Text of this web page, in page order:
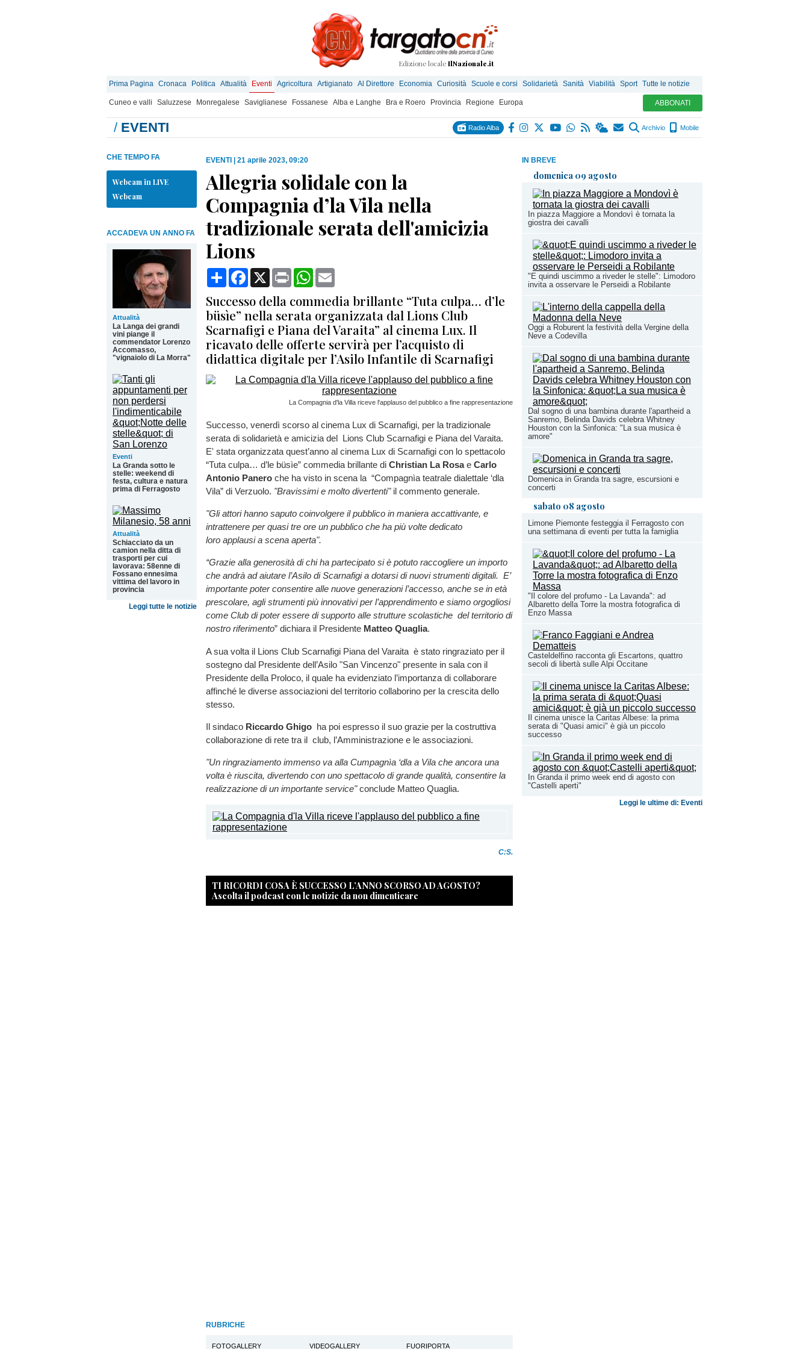
Edizione locale IlNazionale.it
Prima Pagina Cronaca Politica Attualità Eventi Agricoltura Artigianato Al Direttore Economia Curiosità Scuole e corsi Solidarietà Sanità Viabilità Sport Tutte le notizie
Cuneo e valli Saluzzese Monregalese Saviglianese Fossanese Alba e Langhe Bra e Roero Provincia Regione Europa ABBONATI
/ EVENTI Radio Alba Archivio Mobile
IN BREVE
domenica 09 agosto
In piazza Maggiore a Mondovì è tornata la
giostra dei cavalli
"E quindi uscimmo a riveder le stelle": Limodoro
invita a osservare le Perseidi a Robilante
Oggi a Roburent la festività della Vergine della
Neve a Codevilla
Dal sogno di una bambina durante l'apartheid a
Sanremo, Belinda Davids celebra Whitney
Houston con la Sinfonica: "La sua musica è
amore"
Domenica in Granda tra sagre, escursioni e
concerti
sabato 08 agosto
Limone Piemonte festeggia il Ferragosto con
una settimana di eventi per tutta la famiglia
"Il colore del profumo - La Lavanda": ad
Albaretto della Torre la mostra fotografica di
Enzo Massa
Casteldelfino racconta gli Escartons, quattro
secoli di libertà sulle Alpi Occitane
Il cinema unisce la Caritas Albese: la prima
serata di "Quasi amici" è già un piccolo
successo
In Granda il primo week end di agosto con
"Castelli aperti"
Leggi le ultime di: Eventi
CHE TEMPO FA
Webcam in LIVE
Webcam
ACCADEVA UN ANNO FA
Attualità
La Langa dei grandi
vini piange il
commendator Lorenzo
Accomasso,
"vignaiolo di La Morra"
Eventi
La Granda sotto le
stelle: weekend di
festa, cultura e natura
prima di Ferragosto
Attualità
Schiacciato da un
camion nella ditta di
trasporti per cui
lavorava: 58enne di
Fossano ennesima
vittima del lavoro in
provincia
Leggi tutte le notizie
EVENTI 21 aprile 2023, 09:20
Allegria solidale con la
Compagnia d’la Vila nella
tradizionale serata dell'amicizia
Lions
CondividiFacebook
X Print WhatsApp
Successo della commedia brillante “Tuta culpa… d’le
büsìe” nella serata organizzata dal Lions Club
Scarnafigi e Piana del Varaita” al cinema Lux. Il
ricavato delle offerte servirà per l’acquisto di
didattica digitale per l’Asilo Infantile di Scarnafigi
La Compagnia d'la Villa riceve l'applauso del pubblico a fine rappresentazione
Successo, venerdì scorso al cinema Lux di Scarnafigi, per la tradizionale
serata di solidarietà e amicizia del Lions Club Scarnafigi e Piana del Varaita.
E' stata organizzata quest’anno al cinema Lux di Scarnafigi con lo spettacolo
“Tuta culpa… d’le büsìe” commedia brillante di Christian La Rosae Carlo
Antonio Panero che ha visto in scena la “Compagnìa teatrale dialettale ‘dla
Vila” di Verzuolo. "Bravissimi e molto divertenti" il commento generale.
"Gli attori hanno saputo coinvolgere il pubblico in maniera accattivante, e
intrattenere per quasi tre ore un pubblico che ha più volte dedicato
loro applausi a scena aperta".
“Grazie alla generosità di chi ha partecipato si è potuto raccogliere un importo
che andrà ad aiutare l’Asilo di Scarnafigi a dotarsi di nuovi strumenti digitali. E’
importante poter consentire alle nuove generazioni l’accesso, anche se in età
prescolare, agli strumenti più innovativi per l’apprendimento e siamo orgogliosi
come Club di poter essere di supporto alle strutture scolastiche del territorio di
nostro riferimento” dichiara il Presidente Matteo Quaglia.
A sua volta il Lions Club Scarnafigi Piana del Varaita è stato ringraziato per il
sostegno dal Presidente dell’Asilo "San Vincenzo" presente in sala con il
Presidente della Proloco, il quale ha evidenziato l’importanza di collaborare
affinché le diverse associazioni del territorio collaborino per la crescita dello
stesso.
Il sindaco Riccardo Ghigo ha poi espresso il suo grazie per la costruttiva
collaborazione di rete tra il club, l’Amministrazione e le associazioni.
"Un ringraziamento immenso va alla Cumpagnìa ‘dla a Vila che ancora una
volta è riuscita, divertendo con uno spettacolo di grande qualità, consentire la
realizzazione di un importante service"conclude Matteo Quaglia.
C:S.
TI RICORDI COSA È SUCCESSO L’ANNO SCORSO AD AGOSTO?
Ascolta il podcast con le notizie da non dimenticare
RUBRICHE
FOTOGALLERY VIDEOGALLERY FUORIPORTA